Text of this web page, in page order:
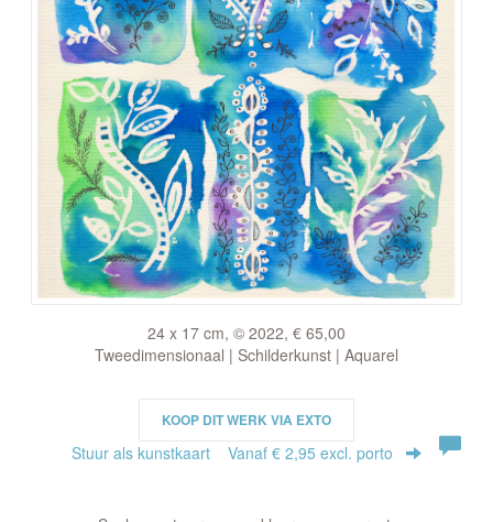
24 x 17 cm, © 2022, € 65,00
Tweedimensionaal | Schilderkunst | Aquarel
KOOP DIT WERK VIA EXTO
Stuur als kunstkaart Vanaf € 2,95 excl. porto